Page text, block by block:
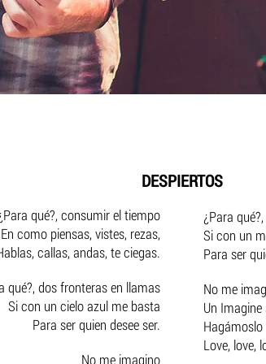
DESPIERTOS
qué?, consumir el tiempo
En como piensas, vistes, rezas,
callas, andas, te ciegas.
qué?, dos fronteras en llamas
Si con un cielo azul me basta
Para ser quien desee ser.
No me imagino
¿Para
Si con un
Para ser
No me
Un Imagine
Hagámoslo
Love, love,